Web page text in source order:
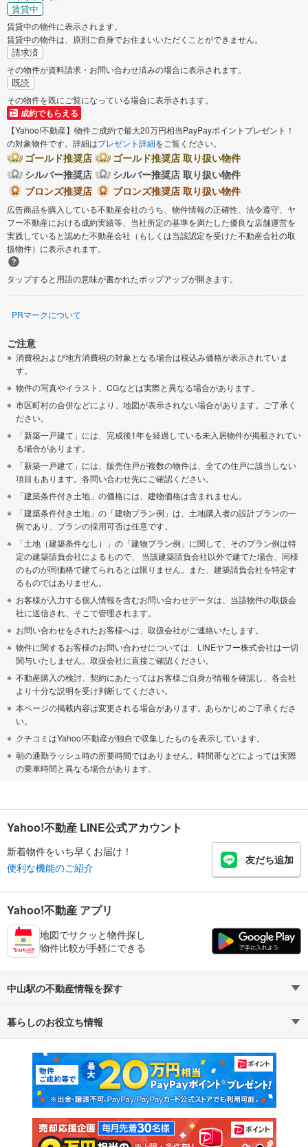
賃貸中
賃貸中の物件に表示されます。
賃貸中の物件は、原則ご自身でお住まいいただくことができません。
請求済
その物件が資料請求・お問い合わせ済みの場合に表示されます。
既読
その物件を既にご覧になっている場合に表示されます。
成約でもらえる
【Yahoo!不動産】物件ご成約で最大20万円相当PayPayポイントプレゼント！
の対象物件です。詳細はプレゼント詳細をご覧ください。
ゴールド推奨店
ゴールド推奨店 取り扱い物件
シルバー推奨店
シルバー推奨店 取り扱い物件
ブロンズ推奨店
ブロンズ推奨店 取り扱い物件
広告商品を購入している不動産会社のうち、物件情報の正確性、法令遵守、ヤ
フー不動産における成約実績等、当社所定の基準を満たした優良な店舗運営を
実践していると認めた不動産会社（もしくは当該認定を受けた不動産会社の取
扱物件）に表示されます。
タップすると用語の意味が書かれたポップアップが開きます。
PRマークについて
ご注意
消費税および地方消費税の対象となる場合は税込み価格が表示されていま
す。
物件の写真やイラスト、CGなどは実際と異なる場合があります。
市区町村の合併などにより、地図が表示されない場合があります。ご了承く
ださい。
「新築一戸建て」には、完成後1年を経過している未入居物件が掲載されてい
る場合があります。
「新築一戸建て」には、販売住戸が複数の物件は、全ての住戸に該当しない
項目もあります。各問い合わせ先にご確認ください。
「建築条件付き土地」の価格には、建物価格は含まれません。
「建築条件付き土地」の「建物プラン例」は、土地購入者の設計プランの一
例であり、プランの採用可否は任意です。
「土地（建築条件なし）」の「建物プラン例」に関して、そのプラン例は特
定の建築請負会社によるもので、 当該建築請負会社以外で建てた場合、同様
のものが同価格で建てられるとは限りません。また、建築請負会社を特定す
るものではありません。
お客様が入力する個人情報を含むお問い合わせデータは、当該物件の取扱会
社に送信され、そこで管理されます。
お問い合わせをされたお客様へは、取扱会社がご連絡いたします。
物件に関するお客様のお問い合わせについては、LINEヤフー株式会社は一切
関与いたしません。取扱会社に直接ご確認ください。
不動産購入の検討、契約にあたってはお客様ご自身が情報を確認し、各会社
より十分な説明を受け判断してください。
本ページの掲載内容は変更される場合があります。あらかじめご了承くださ
い。
クチコミはYahoo!不動産が独自で収集したものを表示しています。
朝の通勤ラッシュ時の所要時間ではありません。時間帯などによっては実際
の乗車時間と異なる場合があります。
Yahoo!不動産 LINE公式アカウント
新着物件をいち早くお届け！
便利な機能のご紹介
友だち追加
Yahoo!不動産 アプリ
地図でサクッと物件探し
物件比較が手軽にできる
中山駅の不動産情報を探す
不動産・住宅
新築マンション 中古マンション
新築一戸建て 中古一戸建て
注文住宅 土地
暮らしのお役立ち情報
マンションカタログ 教えて！住まいの先生